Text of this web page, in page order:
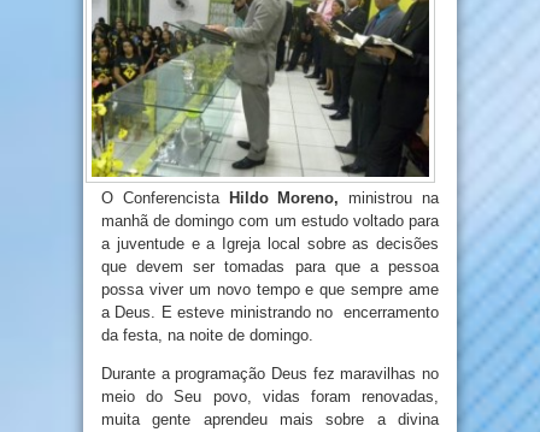
O ConferencistaHildo Moreno, ministrou na
manhã de domingo com um estudo voltado para
a juventude e a Igreja local sobre as decisões
que devem ser tomadas para que a pessoa
possa viver um novo tempo e que sempre ame
a Deus. E esteve ministrando no encerramento
da festa, na noite de domingo.
Durante a programação Deus fez maravilhas no
meio do Seu povo, vidas foram renovadas,
muita gente aprendeu mais sobre a divina